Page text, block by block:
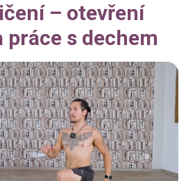
– otevření
s dechem